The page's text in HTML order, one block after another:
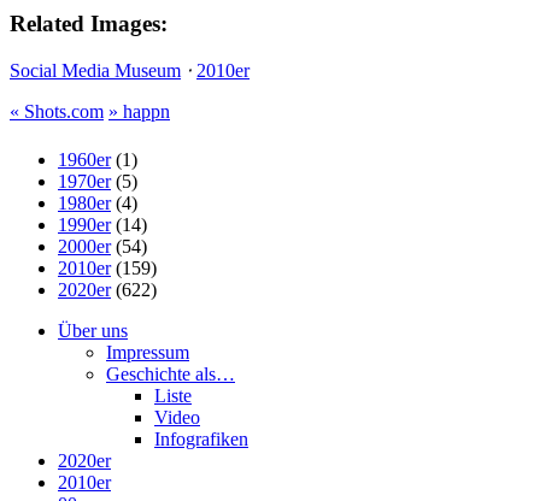
Related Images:
Social Media Museum ⋅ 2010er
« Shots.com » happn
1960er(1)
1970er(5)
1980er(4)
1990er(14)
2000er(54)
2010er(159)
2020er(622)
Über uns
Impressum
Geschichte als…
Liste
Video
Infografiken
2020er
2010er